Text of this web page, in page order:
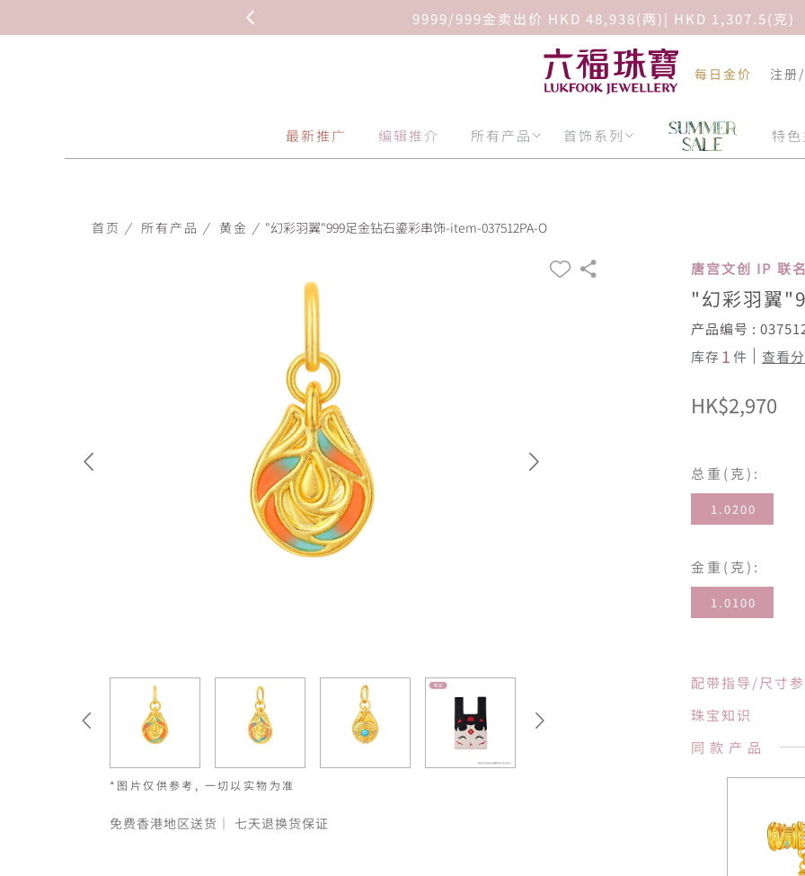
9999/999金卖出价 HKD 48,938(两)| HKD 1,307.5(克)
每日金价 注册
最新推广 编辑推介 所有产品 首饰系列 特
首页 / 所有产品 / 黄金 / "幻彩羽翼"999足金钻石鎏彩串饰-item-037512PA-O
*图片仅供参考, 一切以实物为准
免费香港地区送货｜ 七天退换货保证
唐宫文创 IP 联
"幻彩羽翼
产品编号 :
库存1件 查看
HK$2,970
总重(克):
1.0200
金重(克):
1.0100
配带指导/尺寸
珠宝知识
同款产品